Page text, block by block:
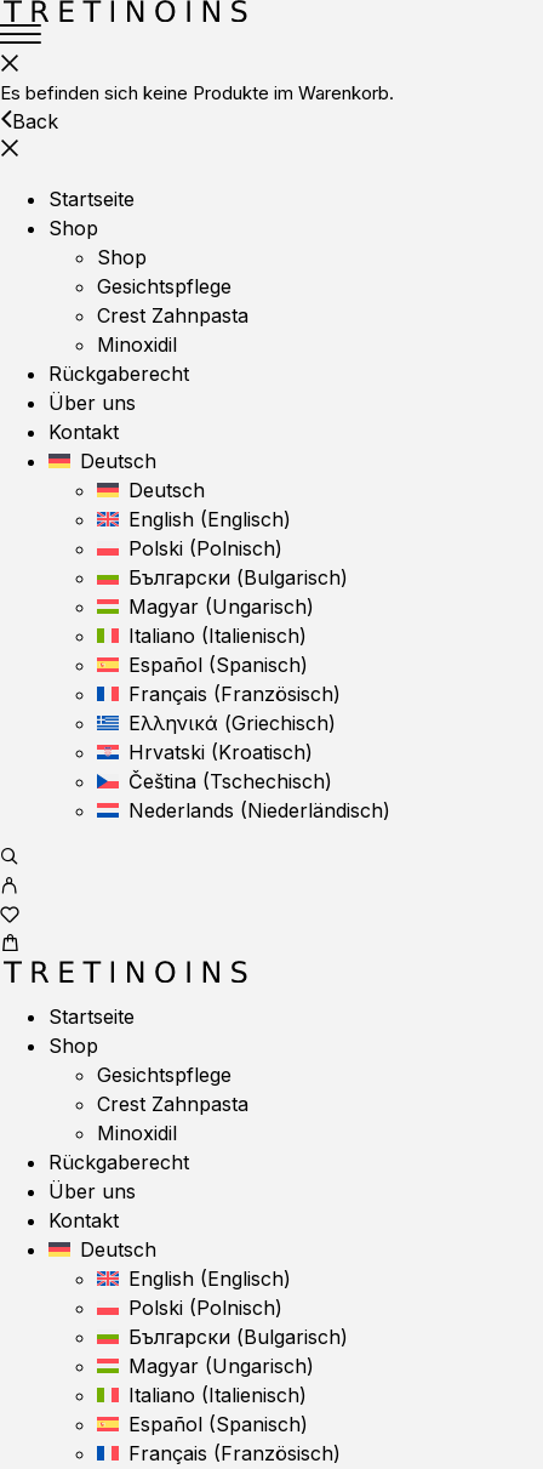
Es befinden sich keine Produkte im Warenkorb.
Back
Startseite
Shop
Shop
Gesichtspflege
Crest Zahnpasta
Minoxidil
Rückgaberecht
Über uns
Kontakt
Deutsch
Deutsch
English (Englisch)
Polski (Polnisch)
Български (Bulgarisch)
Magyar (Ungarisch)
Italiano (Italienisch)
Español (Spanisch)
Français (Französisch)
Ελληνικά (Griechisch)
Hrvatski (Kroatisch)
Čeština (Tschechisch)
Nederlands (Niederländisch)
Startseite
Shop
Gesichtspflege
Crest Zahnpasta
Minoxidil
Rückgaberecht
Über uns
Kontakt
Deutsch
English (Englisch)
Polski (Polnisch)
Български (Bulgarisch)
Magyar (Ungarisch)
Italiano (Italienisch)
Español (Spanisch)
Français (Französisch)